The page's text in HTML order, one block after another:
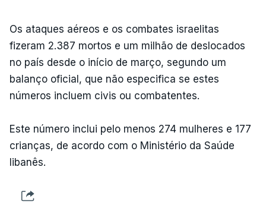
Os ataques aéreos e os combates israelitas
fizeram 2.387 mortos e um milhão de deslocados
no país desde o início de março, segundo um
balanço oficial, que não especifica se estes
números incluem civis ou combatentes.
Este número inclui pelo menos 274 mulheres e 177
crianças, de acordo com o Ministério da Saúde
libanês.